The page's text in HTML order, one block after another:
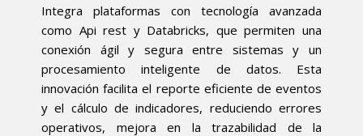
Integra plataformas con tecnología avanzada
como Api rest y Databricks, que permiten una
conexión ágil y segura entre sistemas y un
procesamiento inteligente de datos. Esta
innovación facilita el reporte eficiente de eventos
y el cálculo de indicadores, reduciendo errores
operativos, mejora en la trazabilidad de la